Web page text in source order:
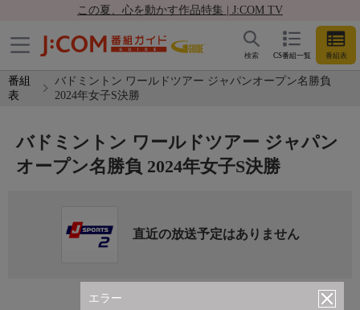
この夏、心を動かす作品特集 | J:COM TV
CS番組一覧 番組表
検索
番組
表
バドミントン ワールドツアー ジャパンオープン名勝負
2024年女子S決勝
エラー
バドミントン ワールドツアー ジャパン
オープン名勝負 2024年女子S決勝
直近の放送予定はありません